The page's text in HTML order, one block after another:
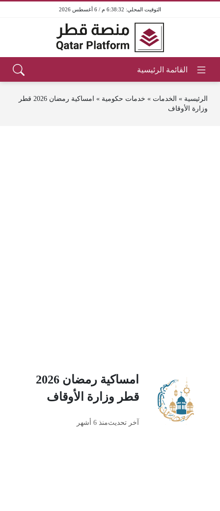
6:38:33 م / 6 أغسطس 2026
الرئيسية » الخدمات » خدمات حكومية »
امساكية رمضان 2026 قطر
وزارة الأوقاف
امساكية رمضان 2026
قطر وزارة الأوقاف
آخر تحديثمنذ 6 أشهر